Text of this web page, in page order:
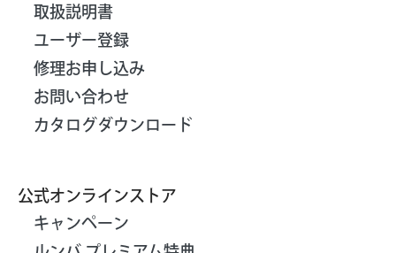
取扱説明書
ユーザー登録
修理お申し込み
お問い合わせ
カタログダウンロード
公式オンラインストア
キャンペーン